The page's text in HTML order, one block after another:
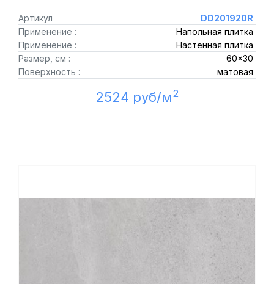
Артикул
DD201920R
Применение :
Напольная плитка
Применение :
Настенная плитка
Размер, см :
60x30
Поверхность :
матовая
2524 руб/м2